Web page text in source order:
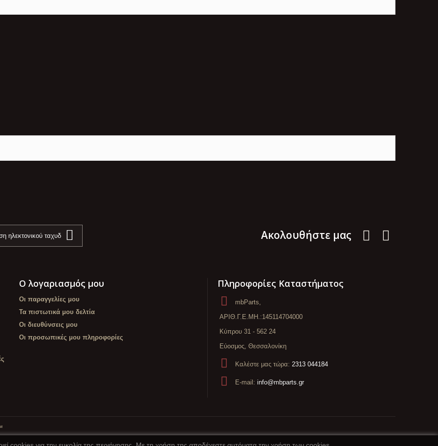
Aκολουθήστε μας
Ο λογαριασμός μου
Οι παραγγελίες μου
Τα πιστωτικά μου δελτία
Οι διευθύνσεις μου
Οι προσωπικές μου πληροφορίες
Πληροφορίες Καταστήματος
mbParts,
ΑΡΙΘ.Γ.Ε.ΜΗ.:145114704000
Κύπρου 31 - 562 24
Εύοσμος, Θεσσαλονίκη
Καλέστε μας τώρα: 2313 044184
E-mail: info@mbparts.gr